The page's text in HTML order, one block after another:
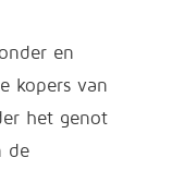
en
kopers van
het genot
de